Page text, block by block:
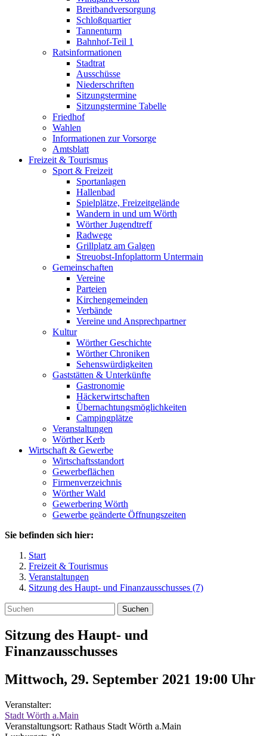
Breitbandversorgung
Schloßquartier
Tannenturm
Bahnhof-Teil 1
Ratsinformationen
Stadtrat
Ausschüsse
Niederschriften
Sitzungstermine
Sitzungstermine Tabelle
Friedhof
Wahlen
Informationen zur Vorsorge
Amtsblatt
Freizeit & Tourismus
Sport & Freizeit
Sportanlagen
Hallenbad
Spielplätze, Freizeitgelände
Wandern in und um Wörth
Wörther Jugendtreff
Radwege
Grillplatz am Galgen
Streuobst-Infoplattorm Untermain
Gemeinschaften
Vereine
Parteien
Kirchengemeinden
Verbände
Vereine und Ansprechpartner
Kultur
Wörther Geschichte
Wörther Chroniken
Sehenswürdigkeiten
Gaststätten & Unterkünfte
Gastronomie
Häckerwirtschaften
Übernachtungsmöglichkeiten
Campingplätze
Veranstaltungen
Wörther Kerb
Wirtschaft & Gewerbe
Wirtschaftsstandort
Gewerbeflächen
Firmenverzeichnis
Wörther Wald
Gewerbering Wörth
Gewerbe geänderte Öffnungszeiten
Sie befinden sich hier:
Start
Freizeit & Tourismus
Veranstaltungen
Sitzung des Haupt- und Finanzausschusses (7)
Suchen
Sitzung des Haupt- und
Finanzausschusses
Mittwoch, 29. September 2021 19:00 Uhr
Veranstalter:
Stadt Wörth a.Main
Veranstaltungsort: Rathaus Stadt Wörth a.Main